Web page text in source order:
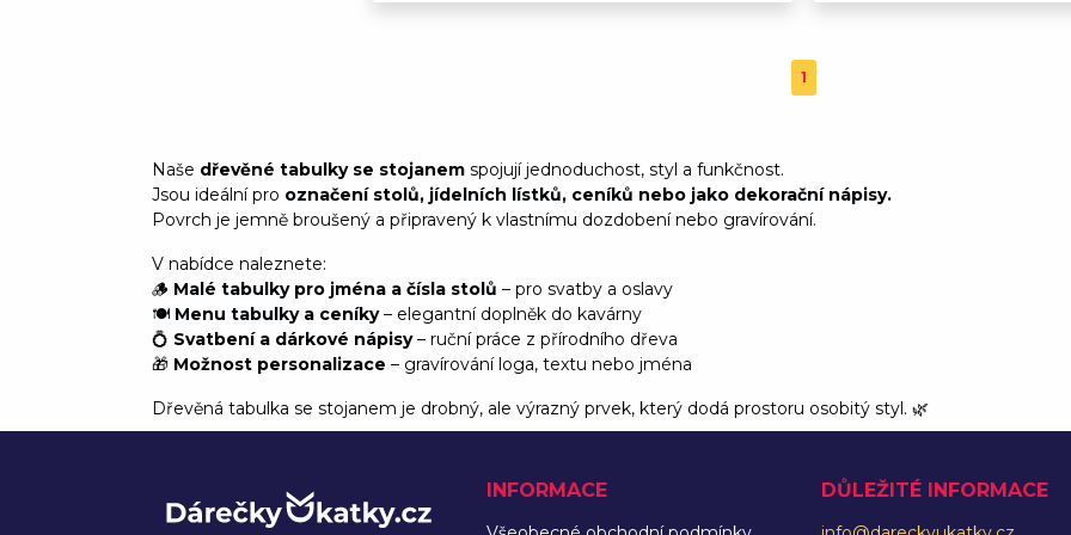
1
Naše dřevěné tabulky se stojanem spojují jednoduchost, styl a funkčnost.
Jsou ideální pro označení stolů, jídelních lístků, ceníků nebo jako dekorační nápisy.
Povrch je jemně broušený a připravený k vlastnímu dozdobení nebo gravírování.
V nabídce naleznete:
🪵 Malé tabulky pro jména a čísla stolů – pro svatby a oslavy
🍽️ Menu tabulky a ceníky– elegantní doplněk do kavárny
💍 Svatbení a dárkové nápisy– ruční práce z přírodního dřeva
🎁 Možnost personalizace – gravírování loga, textu nebo jména
Dřevěná tabulka se stojanem je drobný, ale výrazný prvek, který dodá prostoru osobitý styl. 🌿
INFORMACE DŮLEŽITÉ INFORMACE